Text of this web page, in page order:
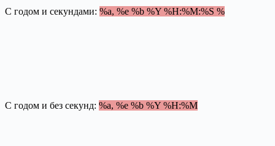
С годом и секундами: %a, %e %b %Y %H:%M:%S %
С годом и без секунд: %a, %e %b %Y %H:%M